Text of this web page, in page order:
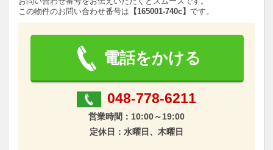
この物件のお問い合わせ番号は 【165001-740c】 です。
電話をかける
048-778-6211
営業時間：10:00～19:00
定休日：水曜日、木曜日